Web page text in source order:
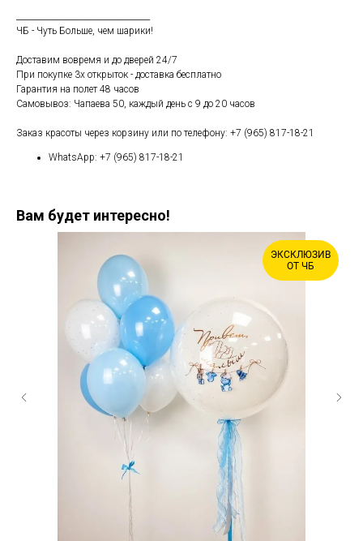
ЧБ - Чуть Больше, чем шарики!
Доставим вовремя и до дверей 24/7
При покупке 3х открыток - доставка бесплатно
Гарантия на полет 48 часов
Самовывоз: Чапаева 50, каждый день с 9 до 20 часов
Заказ красоты через корзину или по телефону: +7 (965) 817-18-21
WhatsApp: +7 (965) 817-18-21
Вам будет интересно!
ЭКСКЛЮЗИВ
ОТ ЧБ